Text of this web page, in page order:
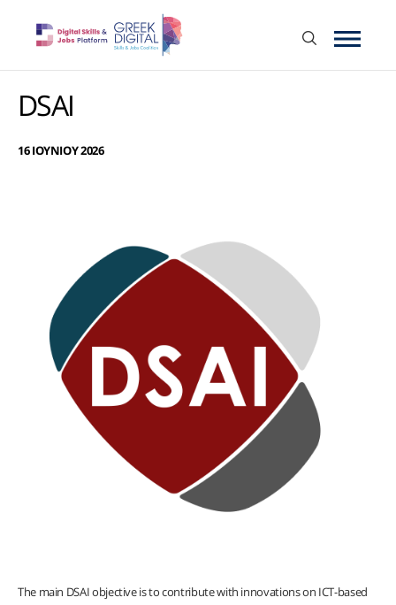
DSAI
16 ΙΟΥΝΙΟΥ 2026
The main DSAI objective is to contribute with innovations on ICT-based